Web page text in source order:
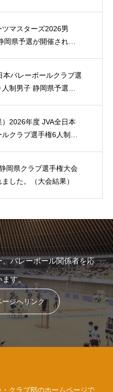
ツマスターズ2026男
岡県予選が開催されま
本バレーボールクラブ選
制男子 静岡県予選が
）2026年度 JVA全日本
クラブ選手権6人制男
岡県クラブ選手権大会
した。（大会結果）
バレーボール関係者を応
ます。
ージへリンク
・クラブ部のホームページで